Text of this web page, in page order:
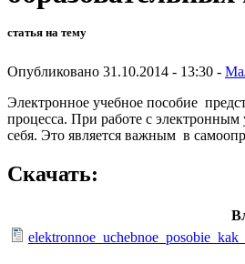
статья на тему
Опубликовано 31.10.2014 - 13:30 -
Электронное учебное пособие
процесса. При работе с электронным
себя. Это является важным в
Скачать: